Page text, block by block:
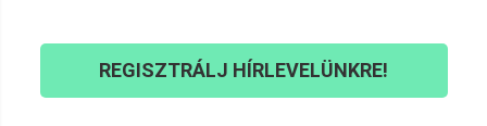
REGISZTRÁLJ HÍRLEVELÜNKRE!